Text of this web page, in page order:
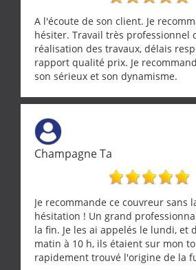
A l'écoute de son client. Je
hésiter. Travail très professionnel
réalisation des travaux, délais
rapport qualité prix. Je
son sérieux et son dynamisme.
Champagne Ta
Je recommande ce couvreur sans
hésitation ! Un grand
la fin. Je les ai appelés le lundi, et
matin à 10 h, ils étaient sur mon
rapidement trouvé l'origine de la